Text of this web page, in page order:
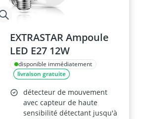
EXTRASTAR Ampoule
LED E27 12W
disponible immédiatement
livraison gratuite
détecteur de mouvement
avec capteur de haute
sensibilité détectant jusqu'à